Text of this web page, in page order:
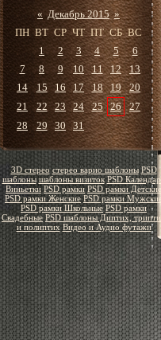
« Декабрь 2015 »
ПН ВТ СР ЧТ ПТ СБ ВС
1
2 3 4 5
6
7
8 9 10 11 12
13
14
15 16 17 18 19
20
21
22 23 24 25 26
27
28
29 30 31
3D стерео стерео варио шаблоны PSD
шаблоны шаблоны визиток PSD
Виньетки PSD рамки PSD рамки Детские
PSD рамки Женские PSD рамки Мужские
PSD рамки Школьные PSD рамки
Свадебные PSD шаблоны Диптих,
и полиптих Видео и Аудио футажи